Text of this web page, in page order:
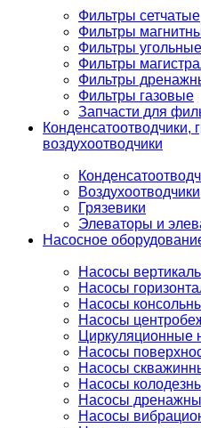
Фильтры сетчатые
Фильтры
Фильтры угольные
Фильтры
Фильтры
Фильтры газовые
Запчасти для
Конденсатоотводчики,
воздухоотводчики
Воздухоотводчики
Грязевики
Элеваторы и
Насосное
Насосы
Насосы
Насосы
Насосы
Циркуляционные
Насосы
Насосы
Насосы
Насосы
Насосы